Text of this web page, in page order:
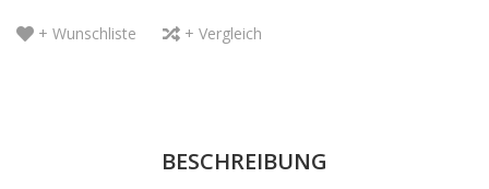
+ Wunschliste + Vergleich
BESCHREIBUNG